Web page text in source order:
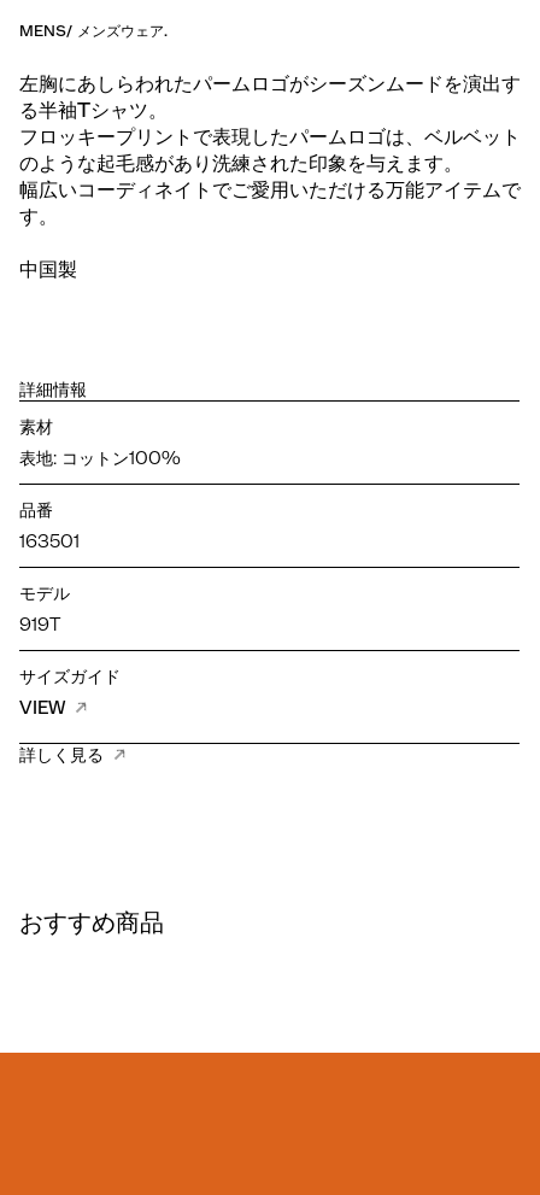
MENS/ メンズウェア.
左胸にあしらわれたパームロゴがシーズンムードを演出す
る半袖Tシャツ。
フロッキープリントで表現したパームロゴは、ベルベット
のような起毛感があり洗練された印象を与えます。
幅広いコーディネイトでご愛用いただける万能アイテムで
す。
中国製
詳細情報
素材
表地: コットン100%
品番
163501
モデル
919T
サイズガイド
VIEW
詳しく見る
おすすめ商品